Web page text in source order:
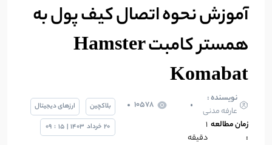
آموزش نحوه اتصال کیف پول به
همستر کامبت Hamster
Komabat
نویسنده :
عارفه مدنی
10578
زمان مطالعه
:
1
دقیقه
بلاکچین
ارزهای دیجیتال
20 خرداد 1403
|
15
:
09